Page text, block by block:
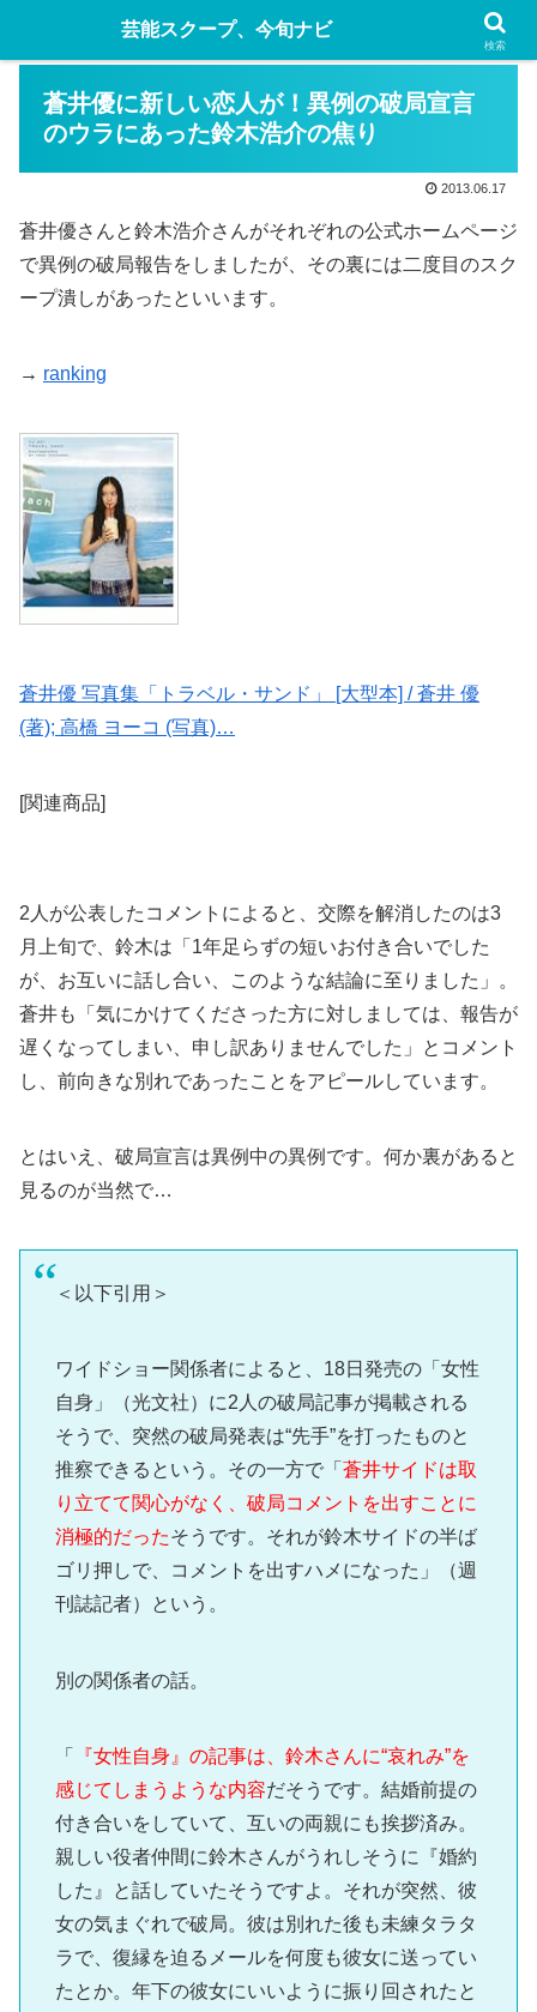
蒼井優に新しい恋人が！異例の破局宣言
のウラにあった鈴木浩介の焦り
2013.06.17
蒼井優さんと鈴木浩介さんがそれぞれの公式ホームページ
で異例の破局報告をしましたが、その裏には二度目のスク
ープ潰しがあったといいます。
→ ranking
蒼井優 写真集「トラベル・サンド」 [大型本] / 蒼井 優
(著); 高橋 ヨーコ (写真)…
[関連商品]
2人が公表したコメントによると、交際を解消したのは3
月上旬で、鈴木は「1年足らずの短いお付き合いでした
が、お互いに話し合い、このような結論に至りました」。
蒼井も「気にかけてくださった方に対しましては、報告が
遅くなってしまい、申し訳ありませんでした」とコメント
し、前向きな別れであったことをアピールしています。
とはいえ、破局宣言は異例中の異例です。何か裏があると
見るのが当然で…
＜以下引用＞
ワイドショー関係者によると、18日発売の「女性
自身」（光文社）に2人の破局記事が掲載される
そうで、突然の破局発表は“先手”を打ったものと
推察できるという。その一方で「 蒼井サイドは取
り立てて関心がなく、破局コメントを出すことに
消極的だったそうです。それが鈴木サイドの半ば
ゴリ押しで、コメントを出すハメになった」（週
刊誌記者）という。
別の関係者の話。
「
『女性自身』の記事は、鈴木さんに“哀れみ”を
感じてしまうような内容だそうです。結婚前提の
付き合いをしていて、互いの両親にも挨拶済み。
親しい役者仲間に鈴木さんがうれしそうに『婚約
した』と話していたそうですよ。それが突然、彼
女の気まぐれで破局。彼は別れた後も未練タラタ
ラで、復縁を迫るメールを何度も彼女に送ってい
たとか。年下の彼女にいいように振り回されたと
芸能スクープ、今旬ナビ
検索